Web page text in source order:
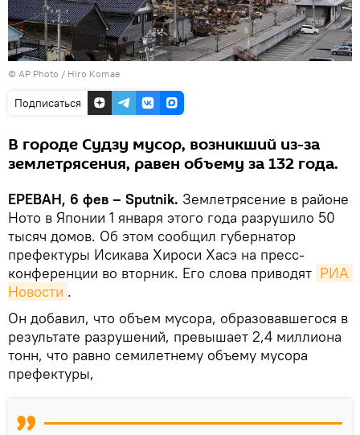
© AP Photo / Hiro Komae
Подписаться
В городе Судзу мусор, возникший из-за
землетрясения, равен объему за 132 года.
ЕРЕВАН, 6 фев – Sputnik. Землетрясение в районе
Ното в Японии 1 января этого года разрушило 50
тысяч домов․ Об этом сообщил губернатор
префектуры Исикава Хироси Хасэ на пресс-
конференции во вторник. Его слова приводят РИА
Новости .
Он добавил, что объем мусора, образовавшегося в
результате разрушений, превышает 2,4 миллиона
тонн, что равно семилетнему объему мусора
префектуры,